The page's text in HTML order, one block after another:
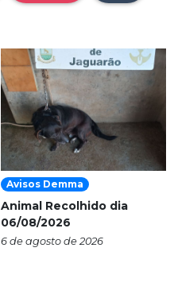
Avisos Demma
Animal Recolhido dia
06/08/2026
6 de agosto de 2026